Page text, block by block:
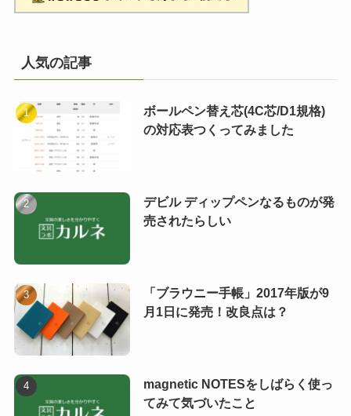
人気の記事
ボールペン替え芯(4C芯/D1規格)
の対応表つくってみました
デビル ディップペンなるものが発
売されたらしい
「ブラウニー手帳」2017年版が9
月1日に発売！改良点は？
magnetic NOTESをしばらく使っ
てみて気づいたこと